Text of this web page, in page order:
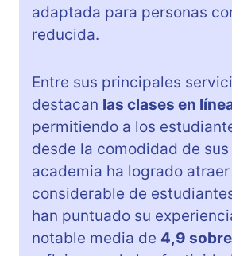
adaptada para personas
reducida.
Entre sus principales
destacan las clases en
permitiendo a los
desde la comodidad de sus
academia ha logrado
considerable de
han puntuado su
notable media de 4,9